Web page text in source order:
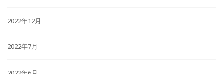
2022年12月
2022年7月